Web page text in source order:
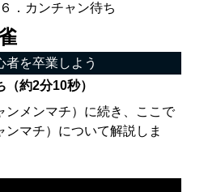
．カンチャン待ち
者を卒業しよう
約2分10秒）
ンメンマチ）に続き、ここで
ンマチ）について解説しま